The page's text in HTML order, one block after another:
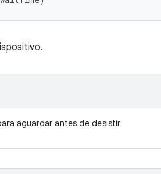
aguardar antes de desistir